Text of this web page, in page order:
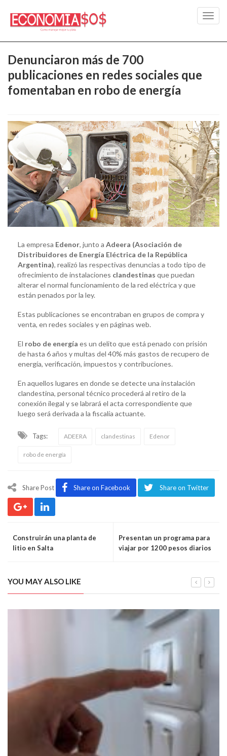
Denunciaron más de 700
publicaciones en redes sociales que
fomentaban en robo de energía
La empresa Edenor, junto a Adeera (Asociación de
Distribuidores de Energía Eléctrica de la República
Argentina), realizó las respectivas denuncias a todo tipo de
ofrecimiento de instalaciones clandestinas que puedan
alterar el normal funcionamiento de la red eléctrica y que
están penados por la ley.
Estas publicaciones se encontraban en grupos de compra y
venta, en redes sociales y en páginas web.
El robo de energía es un delito que está penado con prisión
de hasta 6 años y multas del 40% más gastos de recupero de
energía, verificación, impuestos y contribuciones.
En aquellos lugares en donde se detecte una instalación
clandestina, personal técnico procederá al retiro de la
conexión ilegal y se labrará el acta correspondiente que
luego será derivada a la fiscalía actuante.
Tags: ADEERA clandestinas Edenor
robo de energía
Share Post Share on Facebook Share on Twitter
Construirán una planta de
litio en Salta
Presentan un programa para
viajar por 1200 pesos diarios
YOU MAY ALSO LIKE